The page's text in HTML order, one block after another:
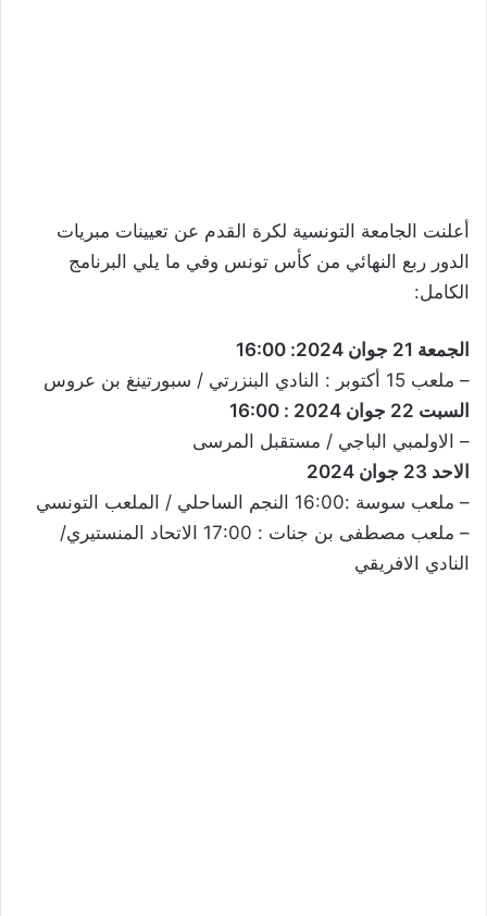
أعلنت الجامعة التونسية لكرة القدم عن تعيينات مبريات
الدور ربع النهائي من كأس تونس وفي ما يلي البرنامج
الكامل:
الجمعة 21 جوان 2024: 16:00
– ملعب 15 أكتوبر : النادي البنزرتي / سبورتينغ بن عروس
السبت 22 جوان 2024 : 16:00
– الاولمبي الباجي / مستقبل المرسى
الاحد 23 جوان 2024
– ملعب سوسة :16:00 النجم الساحلي / الملعب التونسي
– ملعب مصطفى بن جنات : 17:00 الاتحاد المنستيري/
النادي الافريقي